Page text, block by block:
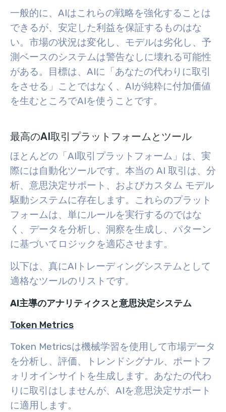
一般的に、AIはこれらの戦略を強化することは
できるが、安定した利益を保証するものはな
い。市場の状況は変化し、モデルは劣化し、予
測ベースのシステムは警告なしに壊れる可能性
がある。目標は、AIに「あなたの代わりに取引
をさせる」ことではなく、AIが純粋に付加価値
を生むところでAIを使うことです。
最高のAI取引プラットフォームとツール
ほとんどの「AI取引プラットフォーム」は、実
際には自動化ツールです。本当の AI 取引は、分
析、意思決定サポート、およびカスタム モデル
駆動システムに存在します。これらのプラット
フォームは、単にルールを実行するのではな
く、データを分析し、洞察を生成し、パターン
に基づいてロジックを適応させます。
以下は、真にAIトレーディングシステムとして
適格なツールのリストです。
AI主導のアナリティクスと意思決定システム
Token Metrics
Token Metricsは機械学習を使用して市場データ
を分析し、評価、トレンドシグナル、ポートフ
ォリオインサイトを生成します。あなたの代わ
りに取引はしませんが、AIを意思決定サポート
に適用します。